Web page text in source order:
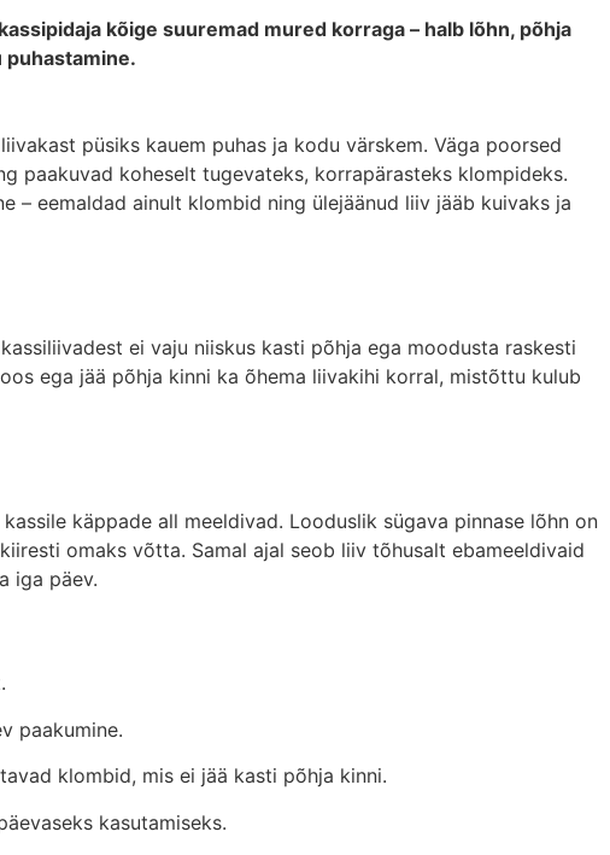
kõige suuremad mured korraga – halb lõhn, põhja
puhastamine.
püsiks kauem puhas ja kodu värskem. Väga poorsed
paakuvad koheselt tugevateks, korrapärasteks klompideks.
– eemaldad ainult klombid ning ülejäänud liiv jääb kuivaks ja
ei vaju niiskus kasti põhja ega moodusta raskesti
ega jää põhja kinni ka õhema liivakihi korral, mistõttu kulub
käppade all meeldivad. Looduslik sügava pinnase lõhn on
omaks võtta. Samal ajal seob liiv tõhusalt ebameeldivaid
iga päev.
paakumine.
klombid, mis ei jää kasti põhja kinni.
kasutamiseks.